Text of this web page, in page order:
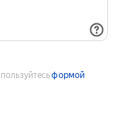
формой